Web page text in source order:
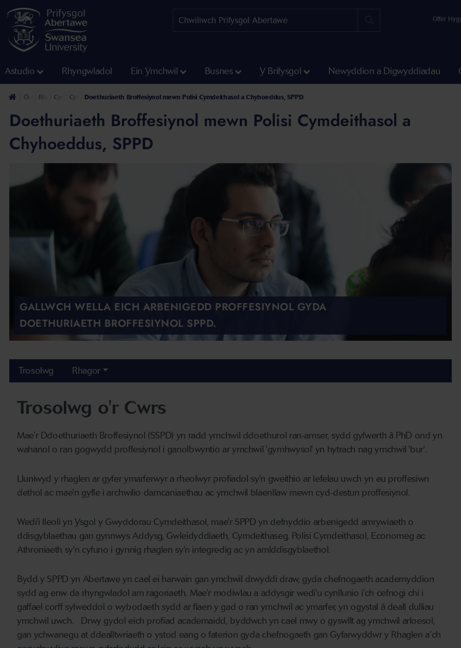
Offer
Astudio Rhyngwladol Ein Ymchwil Busnes Y Brifysgol Newyddion a Digwyddiadau
Ôl-raddedigRhaglenni Ymchwil
Cyrsiau ymchwil Ôl-raddedig Ysgol y Gwyddorau Cymdeithasol
Cyrsiau Ymchwil Ôl-raddedig Troseddeg, Cymdeithaseg a Pholisi Cymdeithasol
Doethuriaeth Broffesiynol mewn Polisi Cymdeithasol a Chyhoeddus, SPPD
Doethuriaeth Broffesiynol mewn Polisi Cymdeithasol a
Chyhoeddus, SPPD
GALLWCH WELLA EICH ARBENIGEDD PROFFESIYNOL GYDA
DOETHURIAETH BROFFESIYNOL SPPD.
Trosolwg Rhagor
Trosolwg o'r Cwrs
Mae'r Ddoethuriaeth Broffesiynol (SSPD) yn radd ymchwil ddoethurol ran-amser, sydd gyfwerth â PhD ond yn
wahanol o ran gogwydd proffesiynol i ganolbwyntio ar ymchwil 'gymhwysol' yn hytrach nag ymchwil 'bur'.
Lluniwyd y rhaglen ar gyfer ymarferwyr a rheolwyr profiadol sy'n gweithio ar lefelau uwch yn eu proffesiwn
dethol ac mae'n gyfle i archwilio damcaniaethau ac ymchwil blaenllaw mewn cyd-destun proffesiynol.
Wedi'i lleoli yn Ysgol y Gwyddorau Cymdeithasol, mae'r SPPD yn defnyddio arbenigedd amrywiaeth o
ddisgyblaethau gan gynnwys Addysg, Gwleidyddiaeth, Cymdeithaseg, Polisi Cymdeithasol, Economeg ac
Athroniaeth sy'n cyfuno i gynnig rhaglen sy'n integredig ac yn amlddisgyblaethol.
Bydd y SPPD yn Abertawe yn cael ei harwain gan ymchwil drwyddi draw, gyda chefnogaeth academyddion
sydd ag enw da rhyngwladol am ragoriaeth. Mae'r modiwlau a addysgir wedi'u cynllunio i'ch cefnogi chi i
gaffael corff sylweddol o wybodaeth sydd ar flaen y gad o ran ymchwil ac ymarfer, yn ogystal â deall dulliau
ymchwil uwch. Drwy gydol eich profiad academaidd, byddwch yn cael mwy o gyswllt ag ymchwil arloesol,
gan ychwanegu at ddealltwriaeth o ystod eang o faterion gyda chefnogaeth gan Gyfarwyddwr y Rhaglen a’ch